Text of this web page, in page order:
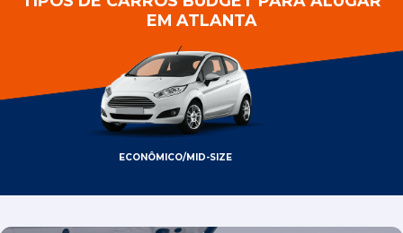
EM ATLANTA
ECONÔMICO/MID-SIZE